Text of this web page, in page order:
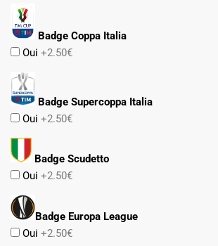
Badge Coppa Italia
Oui +2.50€
Badge Supercoppa Italia
Oui +2.50€
Badge Scudetto
Oui +2.50€
Badge Europa League
Oui +2.50€